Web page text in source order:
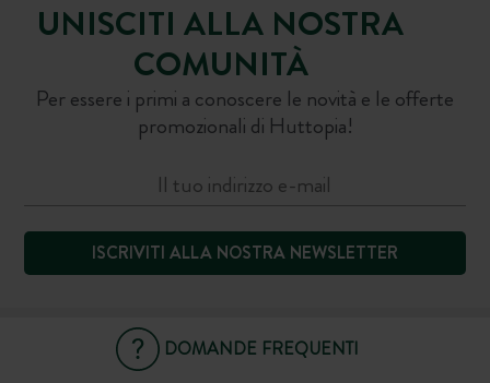
UNISCITI ALLA NOSTRA
COMUNITÀ
Per essere i primi a conoscere le novità e le offerte
promozionali di Huttopia!
ISCRIVITI ALLA NOSTRA NEWSLETTER
DOMANDE FREQUENTI